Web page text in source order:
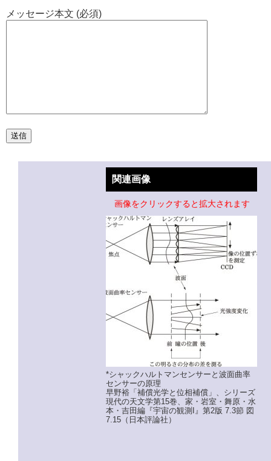
メッセージ本文 (必須)
関連画像
画像をクリックすると拡大されます
*シャックハルトマンセンサーと波面曲率
センサーの原理
早野裕「補償光学と位相補償」、シリーズ
現代の天文学第15巻、家・岩室・舞原・水
本・吉田編『宇宙の観測I』第2版 7.3節 図
7.15（日本評論社）